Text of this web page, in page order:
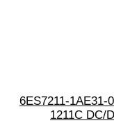
6ES7211-
1211C DC/